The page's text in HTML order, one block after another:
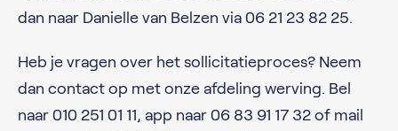
dan naar Danielle van Belzen via 06 21 23 82 25.
Heb je vragen over het sollicitatieproces? Neem
dan contact op met onze afdeling werving. Bel
naar 010 251 01 11, app naar 06 83 91 17 32 of mail